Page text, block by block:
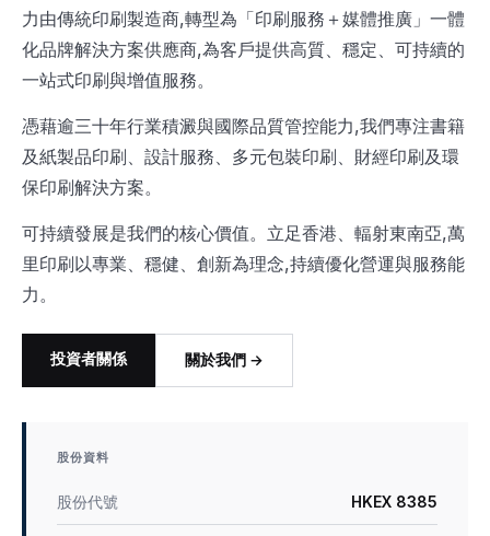
力由傳統印刷製造商,轉型為「印刷服務＋媒體推廣」一體
化品牌解決方案供應商,為客戶提供高質、穩定、可持續的
一站式印刷與增值服務。
憑藉逾三十年行業積澱與國際品質管控能力,我們專注書籍
及紙製品印刷、設計服務、多元包裝印刷、財經印刷及環
保印刷解決方案。
可持續發展是我們的核心價值。立足香港、輻射東南亞,萬
里印刷以專業、穩健、創新為理念,持續優化營運與服務能
力。
投資者關係 關於我們 →
股份資料
股份代號 HKEX 8385